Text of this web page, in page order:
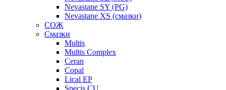
Nevastane SY (PG)
Nevastane XS (смазки)
СОЖ
Смазки
Multis
Multis Complex
Ceran
Copal
Lical EP
Specis CU